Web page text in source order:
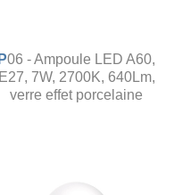
P06 - Ampoule LED A60,
E27, 7W, 2700K, 640Lm,
verre effet porcelaine